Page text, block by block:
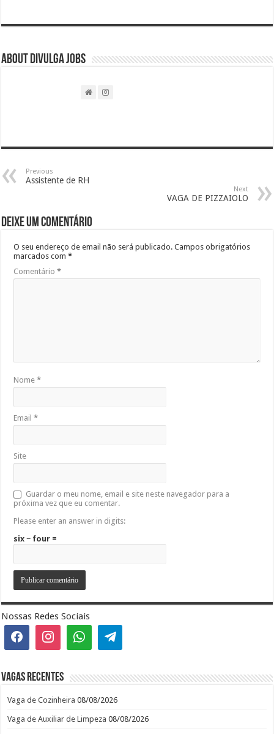
About DIVULGA JOBS
Previous
Assistente de RH
Next
VAGA DE PIZZAIOLO
Deixe um comentário
O seu endereço de email não será publicado. Campos obrigatórios
marcados com*
Comentário*
Nome*
Email*
Site
Guardar o meu nome, email e site neste navegador para a
próxima vez que eu comentar.
Please enter an answer in digits:
six − four =
Nossas Redes Sociais
Vagas recentes
Vaga de Cozinheira 08/08/2026
Vaga de Auxiliar de Limpeza 08/08/2026